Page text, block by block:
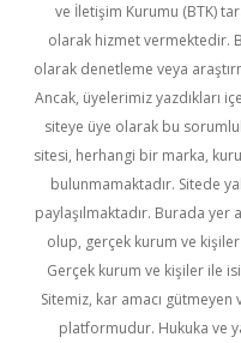
ve İletişim Kurumu (BTK)
olarak hizmet vermektedir.
olarak denetleme veya
Ancak, üyelerimiz yazdıkları
siteye üye olarak bu
sitesi, herhangi bir marka,
bulunmamaktadır. Sitede
paylaşılmaktadır. Burada
olup, gerçek kurum ve kişiler
Gerçek kurum ve kişiler ile
Sitemiz, kar amacı
platformudur. Hukuka ve